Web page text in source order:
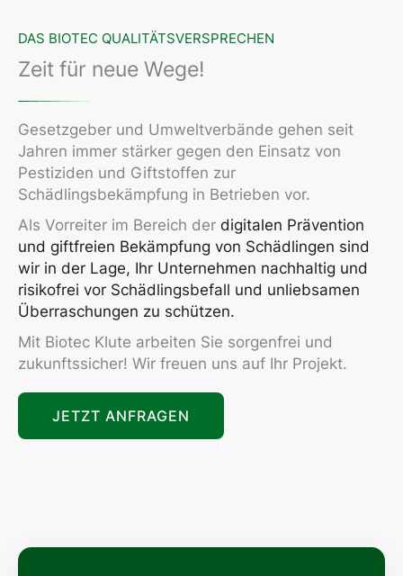
DAS BIOTEC QUALITÄTSVERSPRECHEN
Zeit für neue Wege!
Gesetzgeber und Umweltverbände gehen seit
Jahren immer stärker gegen den Einsatz von
Pestiziden und Giftstoffen zur
Schädlingsbekämpfung in Betrieben vor.
Als Vorreiter im Bereich der digitalen Prävention
und giftfreien Bekämpfung von Schädlingen sind
wir in der Lage, Ihr Unternehmen nachhaltig und
risikofrei vor Schädlingsbefall und unliebsamen
Überraschungen zu schützen.
Mit Biotec Klute arbeiten Sie sorgenfrei und
zukunftssicher! Wir freuen uns auf Ihr Projekt.
JETZT ANFRAGEN